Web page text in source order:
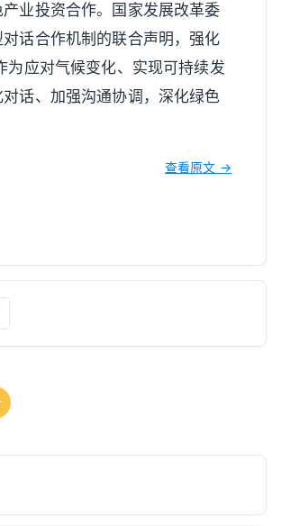
业投资合作。国家发展改革委
话合作机制的联合声明，强化
应对气候变化、实现可持续发
话、加强沟通协调，深化绿色
查看原文 →